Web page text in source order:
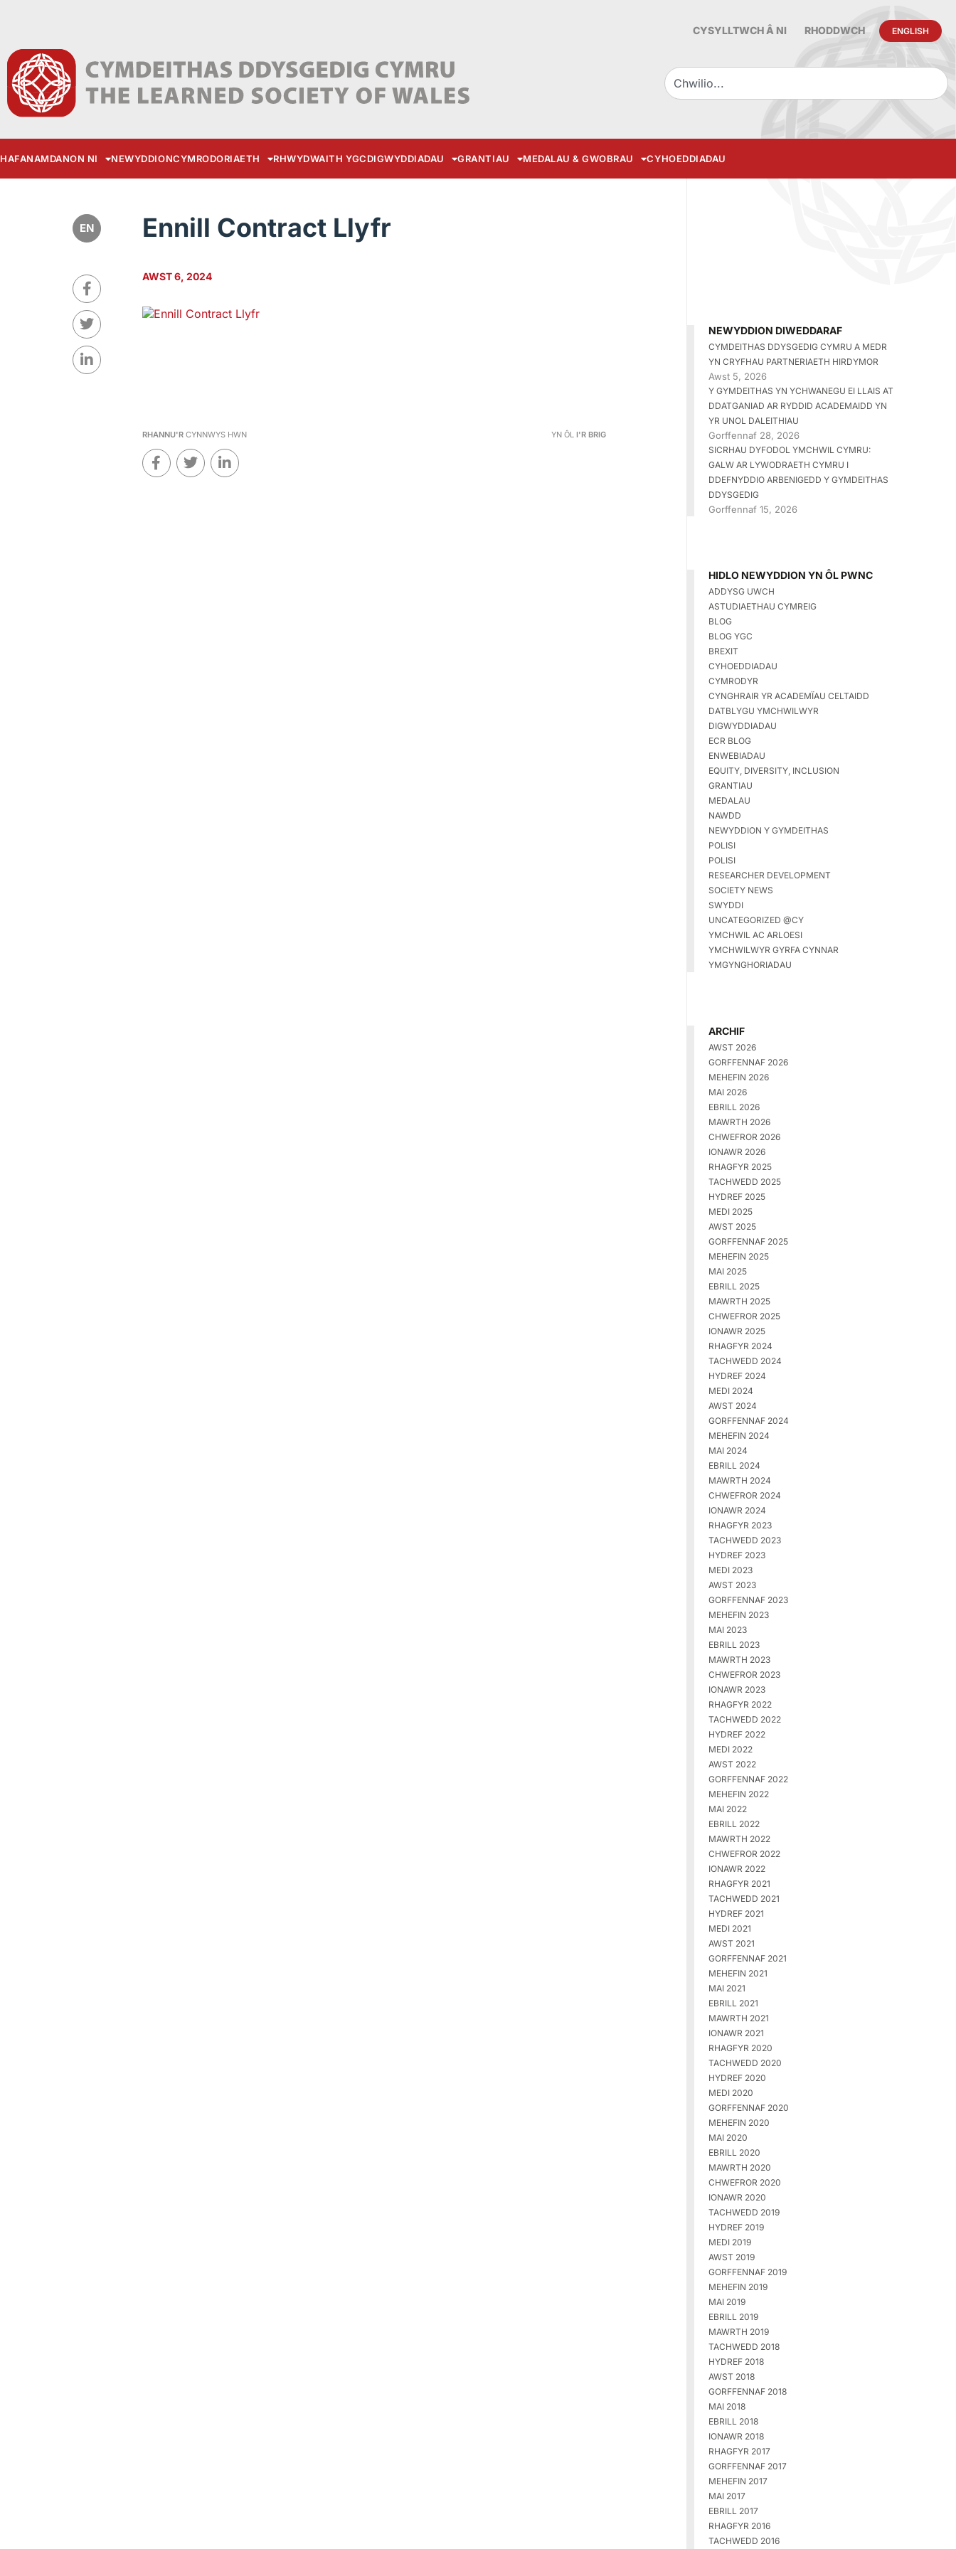
CYSYLLTWCH Â NI RHODDWCH ENGLISH
HAFANAMDANON NI NEWYDDIONCYMRODORIAETH RHWYDWAITH YGCDIGWYDDIADAU GRANTIAU MEDALAU & GWOBRAU CYHOEDDIADAU
EN Ennill Contract Llyfr
AWST 6, 2024
RHANNU'RCYNNWYS HWN YN ÔL I'R BRIG
NEWYDDION DIWEDDARAF
CYMDEITHAS DDYSGEDIG CYMRU A MEDR
YN CRYFHAU PARTNERIAETH HIRDYMOR
Awst 5, 2026
Y GYMDEITHAS YN YCHWANEGU EI LLAIS AT
DDATGANIAD AR RYDDID ACADEMAIDD YN
YR UNOL DALEITHIAU
Gorffennaf 28, 2026
SICRHAU DYFODOL YMCHWIL CYMRU:
GALW AR LYWODRAETH CYMRU I
DDEFNYDDIO ARBENIGEDD Y GYMDEITHAS
DDYSGEDIG
Gorffennaf 15, 2026
HIDLO NEWYDDION YN ÔL PWNC
ADDYSG UWCH
ASTUDIAETHAU CYMREIG
BLOG
BLOG YGC
BREXIT
CYHOEDDIADAU
CYMRODYR
CYNGHRAIR YR ACADEMÏAU CELTAIDD
DATBLYGU YMCHWILWYR
DIGWYDDIADAU
ECR BLOG
ENWEBIADAU
EQUITY, DIVERSITY, INCLUSION
GRANTIAU
MEDALAU
NAWDD
NEWYDDION Y GYMDEITHAS
POLISI
POLISI
RESEARCHER DEVELOPMENT
SOCIETY NEWS
SWYDDI
UNCATEGORIZED @CY
YMCHWIL AC ARLOESI
YMCHWILWYR GYRFA CYNNAR
YMGYNGHORIADAU
ARCHIF
AWST 2026
GORFFENNAF 2026
MEHEFIN 2026
MAI 2026
EBRILL 2026
MAWRTH 2026
CHWEFROR 2026
IONAWR 2026
RHAGFYR 2025
TACHWEDD 2025
HYDREF 2025
MEDI 2025
AWST 2025
GORFFENNAF 2025
MEHEFIN 2025
MAI 2025
EBRILL 2025
MAWRTH 2025
CHWEFROR 2025
IONAWR 2025
RHAGFYR 2024
TACHWEDD 2024
HYDREF 2024
MEDI 2024
AWST 2024
GORFFENNAF 2024
MEHEFIN 2024
MAI 2024
EBRILL 2024
MAWRTH 2024
CHWEFROR 2024
IONAWR 2024
RHAGFYR 2023
TACHWEDD 2023
HYDREF 2023
MEDI 2023
AWST 2023
GORFFENNAF 2023
MEHEFIN 2023
MAI 2023
EBRILL 2023
MAWRTH 2023
CHWEFROR 2023
IONAWR 2023
RHAGFYR 2022
TACHWEDD 2022
HYDREF 2022
MEDI 2022
AWST 2022
GORFFENNAF 2022
MEHEFIN 2022
MAI 2022
EBRILL 2022
MAWRTH 2022
CHWEFROR 2022
IONAWR 2022
RHAGFYR 2021
TACHWEDD 2021
HYDREF 2021
MEDI 2021
AWST 2021
GORFFENNAF 2021
MEHEFIN 2021
MAI 2021
EBRILL 2021
MAWRTH 2021
IONAWR 2021
RHAGFYR 2020
TACHWEDD 2020
HYDREF 2020
MEDI 2020
GORFFENNAF 2020
MEHEFIN 2020
MAI 2020
EBRILL 2020
MAWRTH 2020
CHWEFROR 2020
IONAWR 2020
TACHWEDD 2019
HYDREF 2019
MEDI 2019
AWST 2019
GORFFENNAF 2019
MEHEFIN 2019
MAI 2019
EBRILL 2019
MAWRTH 2019
TACHWEDD 2018
HYDREF 2018
AWST 2018
GORFFENNAF 2018
MAI 2018
EBRILL 2018
IONAWR 2018
RHAGFYR 2017
GORFFENNAF 2017
MEHEFIN 2017
MAI 2017
EBRILL 2017
RHAGFYR 2016
TACHWEDD 2016